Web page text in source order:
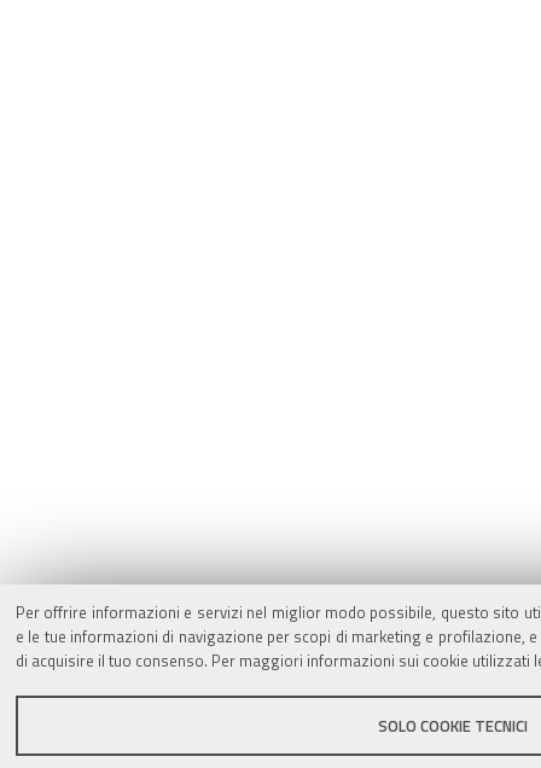
Per offrire informazioni e servizi nel miglior modo possibile, questo sito
e le tue informazioni di navigazione per scopi di marketing e
di acquisire il tuo consenso. Per maggiori informazioni sui cookie utilizzati
SOLO COOKIE TECNICI